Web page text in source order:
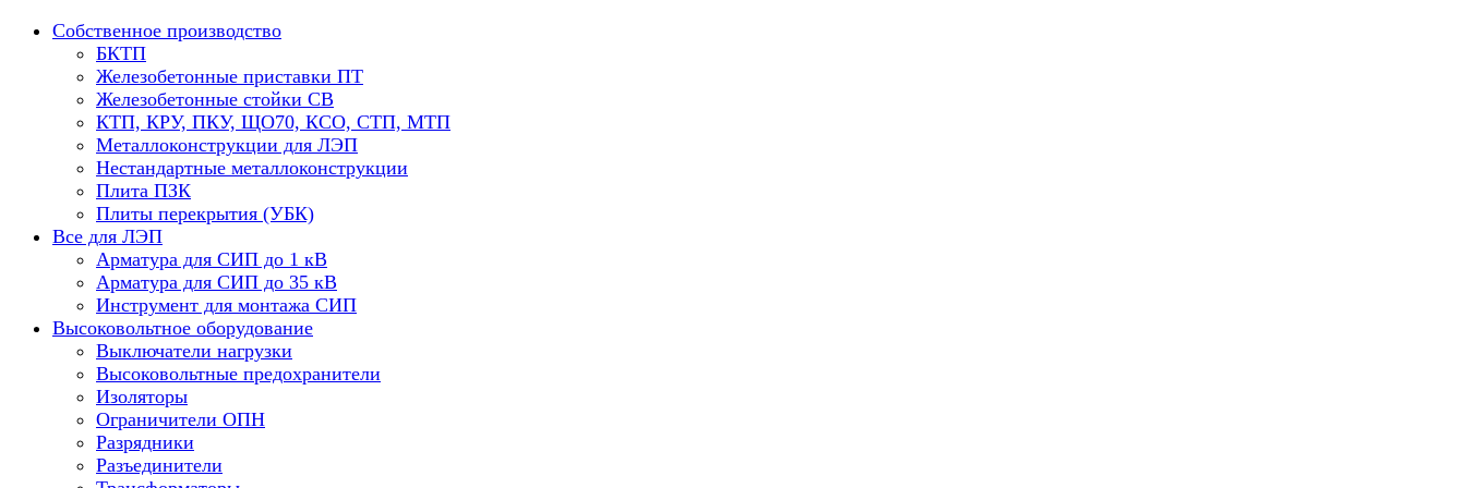
Собственное производство
БКТП
Железобетонные приставки ПТ
Железобетонные стойки СВ
КТП, КРУ, ПКУ, ЩО70, КСО, СТП, МТП
Металлоконструкции для ЛЭП
Нестандартные металлоконструкции
Плита ПЗК
Плиты перекрытия (УБК)
Все для ЛЭП
Арматура для СИП до 1 кВ
Арматура для СИП до 35 кВ
Инструмент для монтажа СИП
Высоковольтное оборудование
Выключатели нагрузки
Высоковольтные предохранители
Изоляторы
Ограничители ОПН
Разрядники
Разъединители